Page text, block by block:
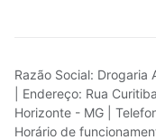
Razão Social: Drogaria
| Endereço: Rua
Horizonte - MG |
Horário de